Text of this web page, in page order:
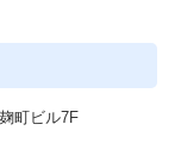
町ビル7F